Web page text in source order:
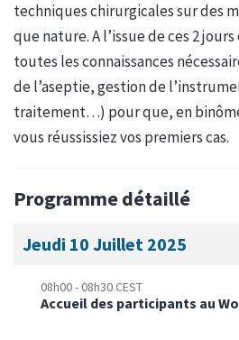
techniques chirurgicales sur des
que nature. A l’issue de ces 2
toutes les connaissances
de l’aseptie, gestion de
traitement…) pour que, en
vous réussissiez vos premiers cas.
Programme détaillé
Jeudi 10 Juillet 2025
08h00 - 08h30 CEST
Accueil des participants au